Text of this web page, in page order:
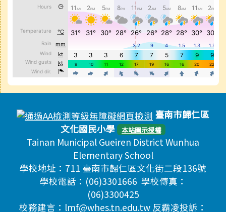
頁尾區域內容
臺南市歸仁區
文化國民小學 本站圖示授權
Tainan Municipal Gueiren District Wunhua
Elementary School
學校地址：711 臺南市歸仁區文化街二段136號
學校電話：(06)3301666 學校傳真：
(06)3300425
校務建言：lmf@whes.tn.edu.tw 反霸凌投訴：